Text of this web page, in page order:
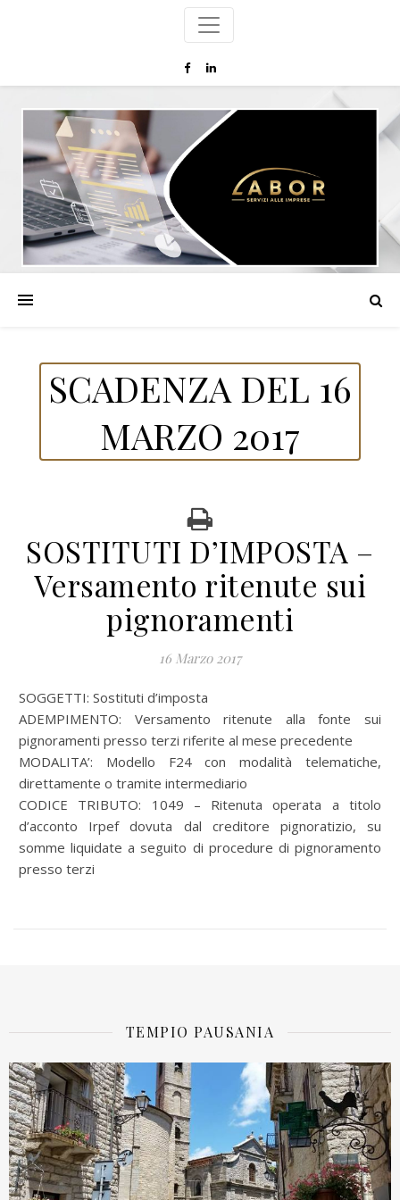
SCADENZA DEL 16
MARZO 2017
SOSTITUTI D’IMPOSTA –
Versamento ritenute sui
pignoramenti
16 Marzo 2017
SOGGETTI: Sostituti d’imposta
ADEMPIMENTO: Versamento ritenute alla fonte sui
pignoramenti presso terzi riferite al mese precedente
MODALITA’: Modello F24 con modalità telematiche,
direttamente o tramite intermediario
CODICE TRIBUTO: 1049 – Ritenuta operata a titolo
d’acconto Irpef dovuta dal creditore pignoratizio, su
somme liquidate a seguito di procedure di pignoramento
presso terzi
TEMPIO PAUSANIA